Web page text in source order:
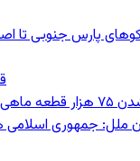
پارس جنوبی تا
بر اثر ورود شورابه فوق‌اشباع
ملل: جمهوری اسلامی